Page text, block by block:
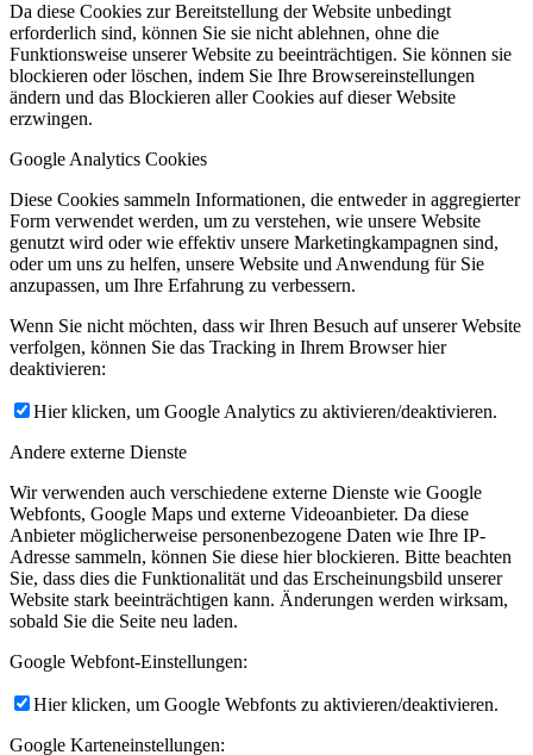
Da diese Cookies zur Bereitstellung der Website unbedingt
erforderlich sind, können Sie sie nicht ablehnen, ohne die
Funktionsweise unserer Website zu beeinträchtigen. Sie können sie
blockieren oder löschen, indem Sie Ihre Browsereinstellungen
ändern und das Blockieren aller Cookies auf dieser Website
erzwingen.
Google Analytics Cookies
Diese Cookies sammeln Informationen, die entweder in aggregierter
Form verwendet werden, um zu verstehen, wie unsere Website
genutzt wird oder wie effektiv unsere Marketingkampagnen sind,
oder um uns zu helfen, unsere Website und Anwendung für Sie
anzupassen, um Ihre Erfahrung zu verbessern.
Wenn Sie nicht möchten, dass wir Ihren Besuch auf unserer Website
verfolgen, können Sie das Tracking in Ihrem Browser hier
deaktivieren:
Hier klicken, um Google Analytics zu aktivieren/deaktivieren.
Andere externe Dienste
Wir verwenden auch verschiedene externe Dienste wie Google
Webfonts, Google Maps und externe Videoanbieter. Da diese
Anbieter möglicherweise personenbezogene Daten wie Ihre IP-
Adresse sammeln, können Sie diese hier blockieren. Bitte beachten
Sie, dass dies die Funktionalität und das Erscheinungsbild unserer
Website stark beeinträchtigen kann. Änderungen werden wirksam,
sobald Sie die Seite neu laden.
Google Webfont-Einstellungen:
Hier klicken, um Google Webfonts zu aktivieren/deaktivieren.
Google Karteneinstellungen: